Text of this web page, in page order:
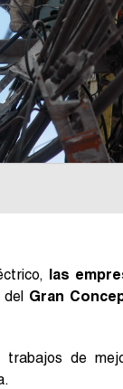
las
del Gran
de